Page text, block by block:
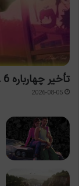
تأخیر چهارباره GTA 6 اجتناب‌ناپذیر است
2026-08-05